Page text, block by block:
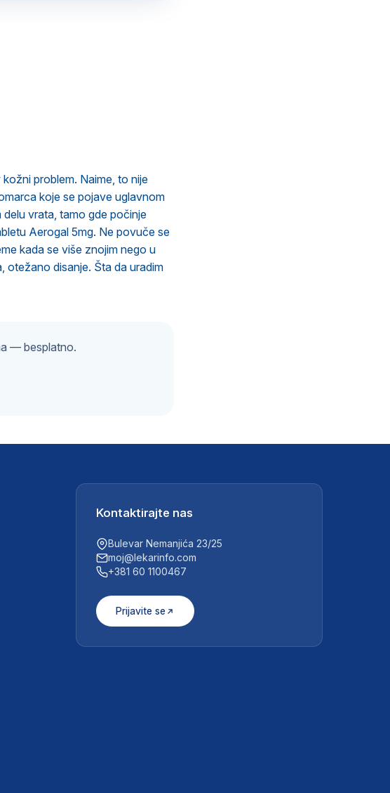
problem. Naime, to nije
koje se pojave uglavnom
delu vrata, tamo gde počinje
Aerogal 5mg. Ne povuče se
kada se više znojim nego u
otežano disanje. Šta da uradim
— besplatno.
Kontaktirajte nas
Bulevar Nemanjića 23/25
moj@lekarinfo.com
+381 60 1100467
Prijavite se